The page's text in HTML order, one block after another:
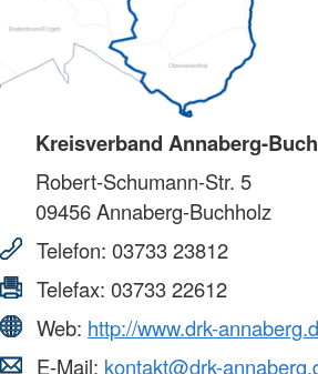
Kreisverband Annaberg-
Robert-Schumann-Str. 5
09456Annaberg-Buchholz
Telefon: 03733 23812
Telefax: 03733 22612
Web: http://www.drk-
E-Mail: kontakt@drk-